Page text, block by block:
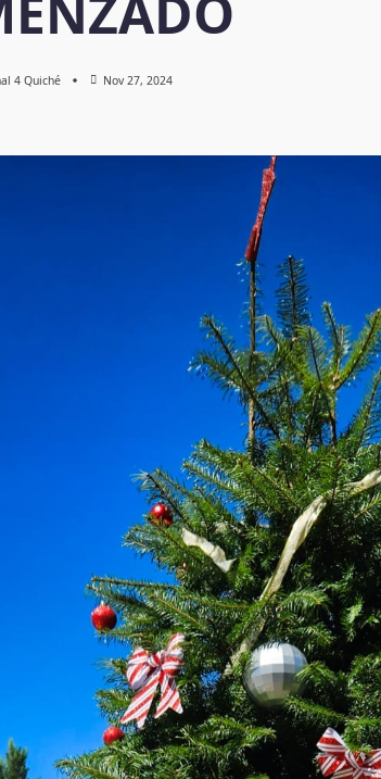
4 Quiché Nov 27, 2024